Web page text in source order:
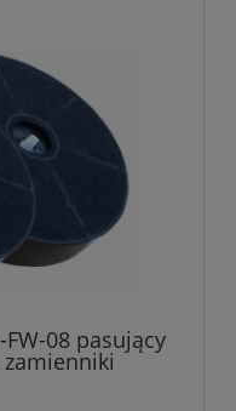
08 pasujący